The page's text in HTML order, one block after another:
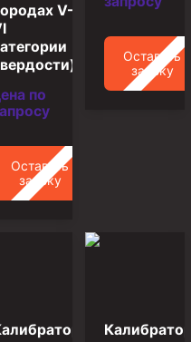
и манифольдов
V–
по
Оставить
заявку
Оставить
заявку